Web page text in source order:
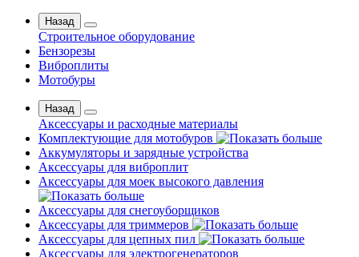
Назад
Строительное оборудование
Бензорезы
Виброплиты
Мотобуры
Назад
Аксессуары и расходные материалы
Комплектующие для мотобуров
Аккумуляторы и зарядные устройства
Аксессуары для виброплит
Аксессуары для моек высокого давления
Аксессуары для снегоуборщиков
Аксессуары для триммеров
Аксессуары для цепных пил
Аксессуары для электрогенераторов